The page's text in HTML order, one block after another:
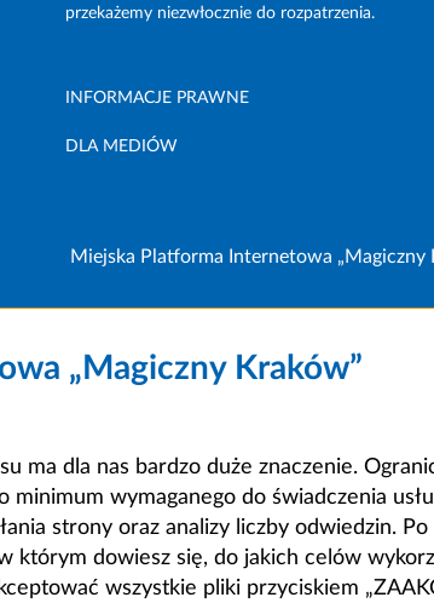
przekażemy niezwłocznie do rozpatrzenia.
INFORMACJE PRAWNE
DLA MEDIÓW
Miejska Platforma Internetowa „Magiczny
„Magiczny Kraków”
ma dla nas bardzo duże znaczenie.
wymaganego do świadczenia
strony oraz analizy liczby odwiedzin.
którym dowiesz się, do jakich celów
wszystkie pliki przyciskiem